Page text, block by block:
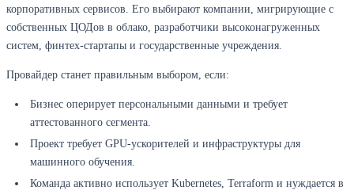
корпоративных сервисов. Его выбирают компании, мигрирующие с
собственных ЦОДов в облако, разработчики высоконагруженных
систем, финтех-стартапы и государственные учреждения.
Провайдер станет правильным выбором, если:
Бизнес оперирует персональными данными и требует
аттестованного сегмента.
Проект требует GPU-ускорителей и инфраструктуры для
машинного обучения.
Команда активно использует Kubernetes, Terraform и нуждается в